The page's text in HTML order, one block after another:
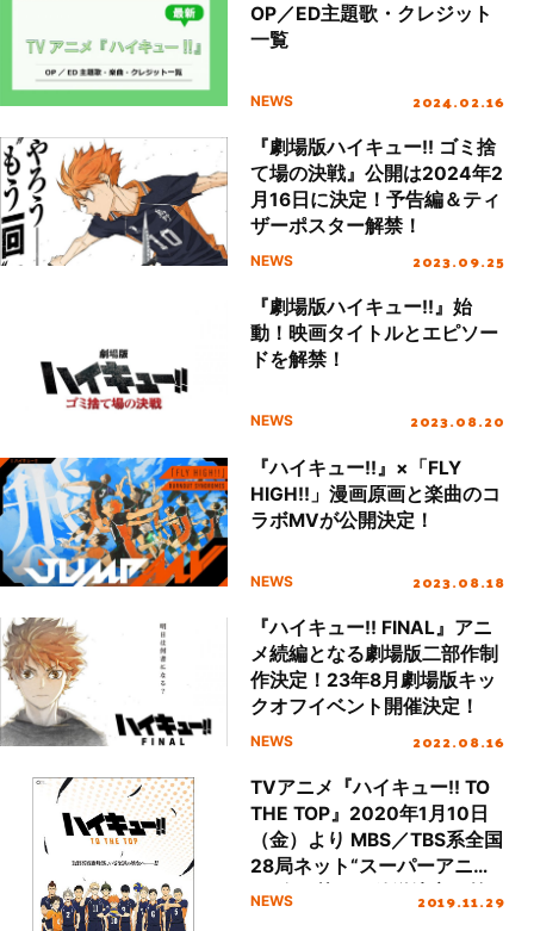
OP／ED主題歌・クレジット
一覧
NEWS 2024.02.16
『劇場版ハイキュー!! ゴミ捨
て場の決戦』公開は2024年2
月16日に決定！予告編＆ティ
ザーポスター解禁！
NEWS 2023.09.25
『劇場版ハイキュー!!』始
動！映画タイトルとエピソー
ドを解禁！
NEWS 2023.08.20
『ハイキュー!!』×「FLY
HIGH!!」漫画原画と楽曲のコ
ラボMVが公開決定！
NEWS 2023.08.18
『ハイキュー!! FINAL』アニ
メ続編となる劇場版二部作制
作決定！23年8月劇場版キッ
クオフイベント開催決定！
NEWS 2022.08.16
TVアニメ『ハイキュー!! TO
THE TOP』2020年1月10日
（金）より MBS／TBS系全国
28局ネット“スーパーアニメ
イズム”枠にて放送決定！第2
NEWS 2019.11.29